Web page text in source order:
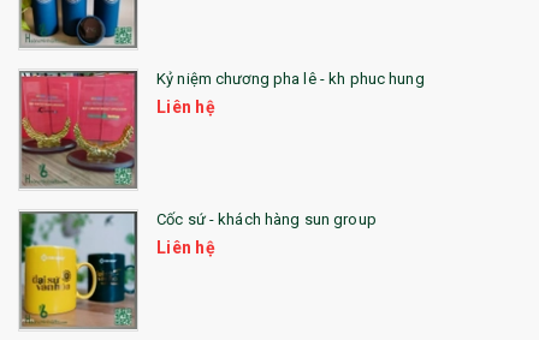
25. QUÀ TẶNG GLASSLOCK
26. QUÀ TẶNG LUMINARC
28. BỘ ĐỒ ĂN CAO CẤP
29. MÓC KHOÁ
31. TÚI VẢI KHÔNG DỆT
32. TÚI VẢI BỐ
33. MŨ LƯỠI TRAI
Kỷ niệm chương pha lê - kh phuc hung
Liên hệ
Cốc sứ - khách hàng sun group
Liên hệ